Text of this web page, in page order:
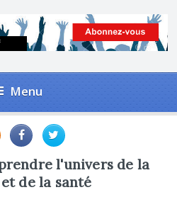
Menu
l'univers de la
de la santé